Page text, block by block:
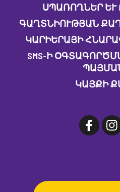
ՍՊԱՌՈՂՆԵՐ ԵՒ
ԳԱՂՏՆԻՈՒԹՅԱՆ
ԿԱՐԻԵՐԱՅԻ
SMS-Ի
ԿԱՅՔԻ